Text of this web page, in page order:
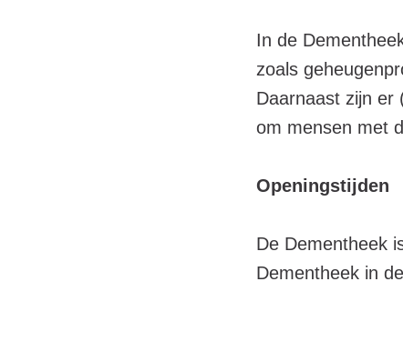
In de
zoals
Daarnaast zijn er
om mensen met
Openingstijden
De Dementheek
Dementheek in